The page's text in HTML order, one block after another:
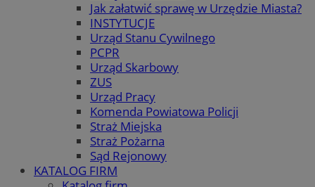
Jak załatwić sprawę w Urzędzie Miasta?
INSTYTUCJE
Urząd Stanu Cywilnego
PCPR
Urząd Skarbowy
ZUS
Urząd Pracy
Komenda Powiatowa Policji
Straż Miejska
Straż Pożarna
Sąd Rejonowy
KATALOG FIRM